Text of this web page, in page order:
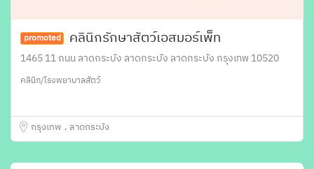
promoted คลินิกรักษาสัตว์เอสมอร์เพ็ท
1465 11 ถนน ลาดกระบัง ลาดกระบัง ลาดกระบัง กรุงเทพ 10520
คลินิก/โรงพยาบาลสัตว์
กรุงเทพ ลาดกระบัง